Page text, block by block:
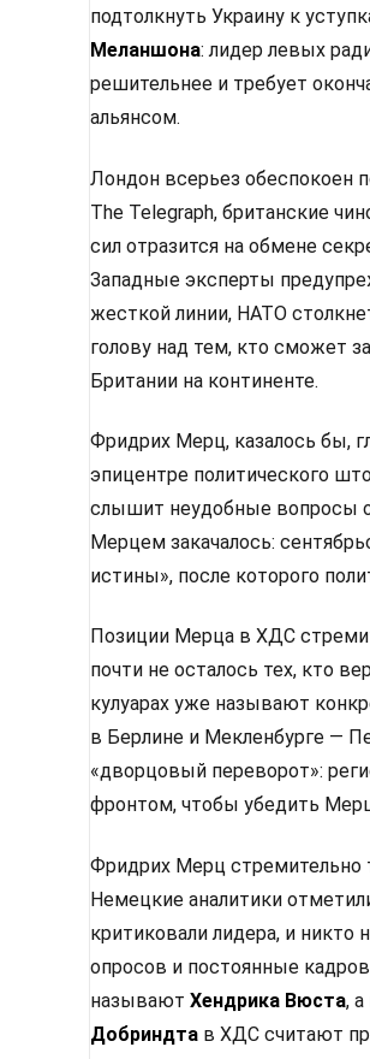
подтолкнуть Украину к
Меланшона: лидер левых
решительнее и требует
альянсом.
Лондон всерьез обеспокоен
The Telegraph, британские
сил отразится на обмене
Западные эксперты
жесткой линии, НАТО
голову над тем, кто сможет
Британии на континенте.
Фридрих Мерц, казалось бы,
эпицентре политического
слышит неудобные вопросы
Мерцем закачалось:
истины», после которого
Позиции Мерца в ХДС
почти не осталось тех, кто
кулуарах уже называют
в Берлине и Мекленбурге —
«дворцовый переворот»:
фронтом, чтобы убедить
Фридрих Мерц стремительно
Немецкие аналитики
критиковали лидера, и никто
опросов и постоянные
называют Хендрика Вюста,
Добриндта в ХДС считают